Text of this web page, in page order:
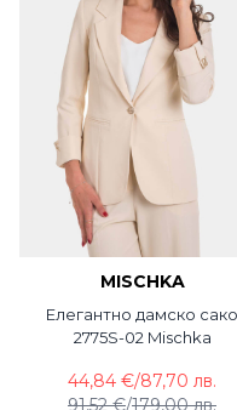
MISCHKA
Елегантно дамско сако
2775S-02 Mischka
91,52 €/179,00 лв.
44,84 €/87,70 лв.